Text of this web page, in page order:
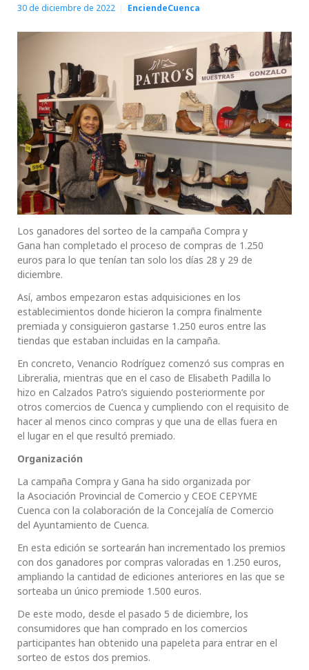
30 de diciembre de 2022 EnciendeCuenca
Los ganadores del sorteo de la campaña Compra y
Gana han completado el proceso de compras de 1.250
euros para lo que tenían tan solo los días 28 y 29 de
diciembre.
Así, ambos empezaron estas adquisiciones en los
establecimientos donde hicieron la compra finalmente
premiada y consiguieron gastarse 1.250 euros entre las
tiendas que estaban incluidas en la campaña.
En concreto, Venancio Rodríguez comenzó sus compras en
Libreralia, mientras que en el caso de Elisabeth Padilla lo
hizo en Calzados Patro’s siguiendo posteriormente por
otros comercios de Cuenca y cumpliendo con el requisito de
hacer al menos cinco compras y que una de ellas fuera en
el lugar en el que resultó premiado.
Organización
La campaña Compra y Gana ha sido organizada por
la Asociación Provincial de Comercio y CEOE CEPYME
Cuenca con la colaboración de la Concejalía de Comercio
del Ayuntamiento de Cuenca.
En esta edición se sortearán han incrementado los premios
con dos ganadores por compras valoradas en 1.250 euros,
ampliando la cantidad de ediciones anteriores en las que se
sorteaba un único premiode 1.500 euros.
De este modo, desde el pasado 5 de diciembre, los
consumidores que han comprado en los comercios
participantes han obtenido una papeleta para entrar en el
sorteo de estos dos premios.